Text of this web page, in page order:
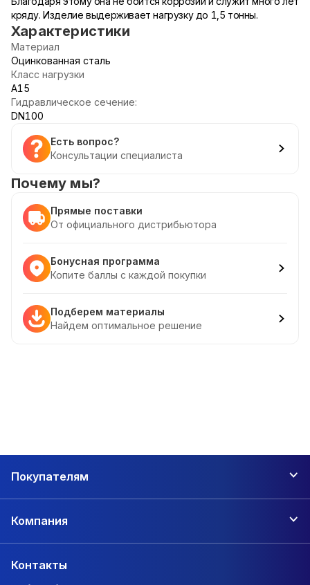
кряду. Изделие выдерживает нагрузку до 1,5 тонны.
Характеристики
Материал
Оцинкованная сталь
Класс нагрузки
A15
Гидравлическое сечение:
DN100
Есть вопрос?
Консультации специалиста
Почему мы?
Прямые поставки
От официального дистрибьютора
Бонусная программа
Копите баллы с каждой покупки
Подберем материалы
Найдем оптимальное решение
Покупателям
Компания
Контакты